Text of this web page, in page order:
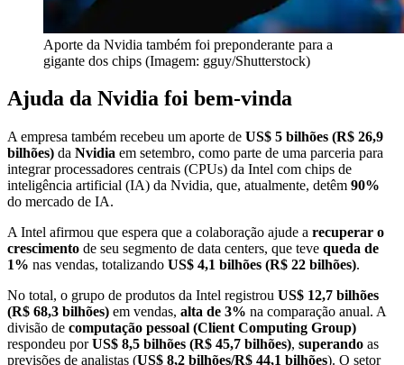
Aporte da Nvidia também foi preponderante para a
gigante dos chips (Imagem: gguy/Shutterstock)
Ajuda da Nvidia foi bem-vinda
A empresa também recebeu um aporte de US$ 5 bilhões (R$ 26,9
bilhões) da Nvidia em setembro, como parte de uma parceria para
integrar processadores centrais (CPUs) da Intel com chips de
inteligência artificial (IA) da Nvidia, que, atualmente, detêm 90%
do mercado de IA.
A Intel afirmou que espera que a colaboração ajude a recuperar o
crescimento de seu segmento de data centers, que teve queda de
1% nas vendas, totalizando US$ 4,1 bilhões (R$ 22 bilhões).
No total, o grupo de produtos da Intel registrou US$ 12,7 bilhões
(R$ 68,3 bilhões) em vendas, alta de 3% na comparação anual. A
divisão de computação pessoal (Client Computing Group)
respondeu porUS$ 8,5 bilhões (R$ 45,7 bilhões), superando as
previsões de analistas (US$ 8,2 bilhões/R$ 44,1 bilhões). O setor